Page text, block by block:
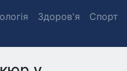
Здоров'я Спорт